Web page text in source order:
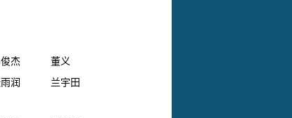
杰
董义
润
兰宇田